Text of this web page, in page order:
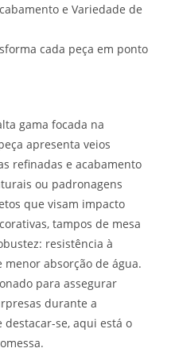
e Variedade de
cada peça em ponto
gama focada na
apresenta veios
refinadas e acabamento
ou padronagens
que visam impacto
tampos de mesa
resistência à
absorção de água.
para assegurar
durante a
destacar-se, aqui está o